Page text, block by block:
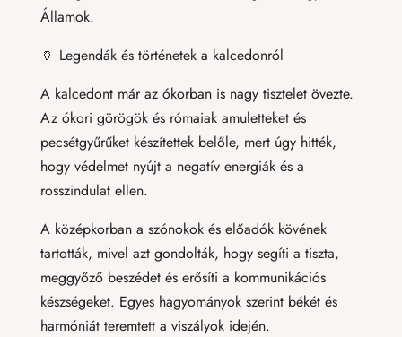
Államok.
🏺 Legendák és történetek a kalcedonról
A kalcedont már az ókorban is nagy tisztelet övezte.
Az ókori görögök és rómaiak amuletteket és
pecsétgyűrűket készítettek belőle, mert úgy hitték,
hogy védelmet nyújt a negatív energiák és a
rosszindulat ellen.
A középkorban a szónokok és előadók kövének
tartották, mivel azt gondolták, hogy segíti a tiszta,
meggyőző beszédet és erősíti a kommunikációs
készségeket. Egyes hagyományok szerint békét és
harmóniát teremtett a viszályok idején.